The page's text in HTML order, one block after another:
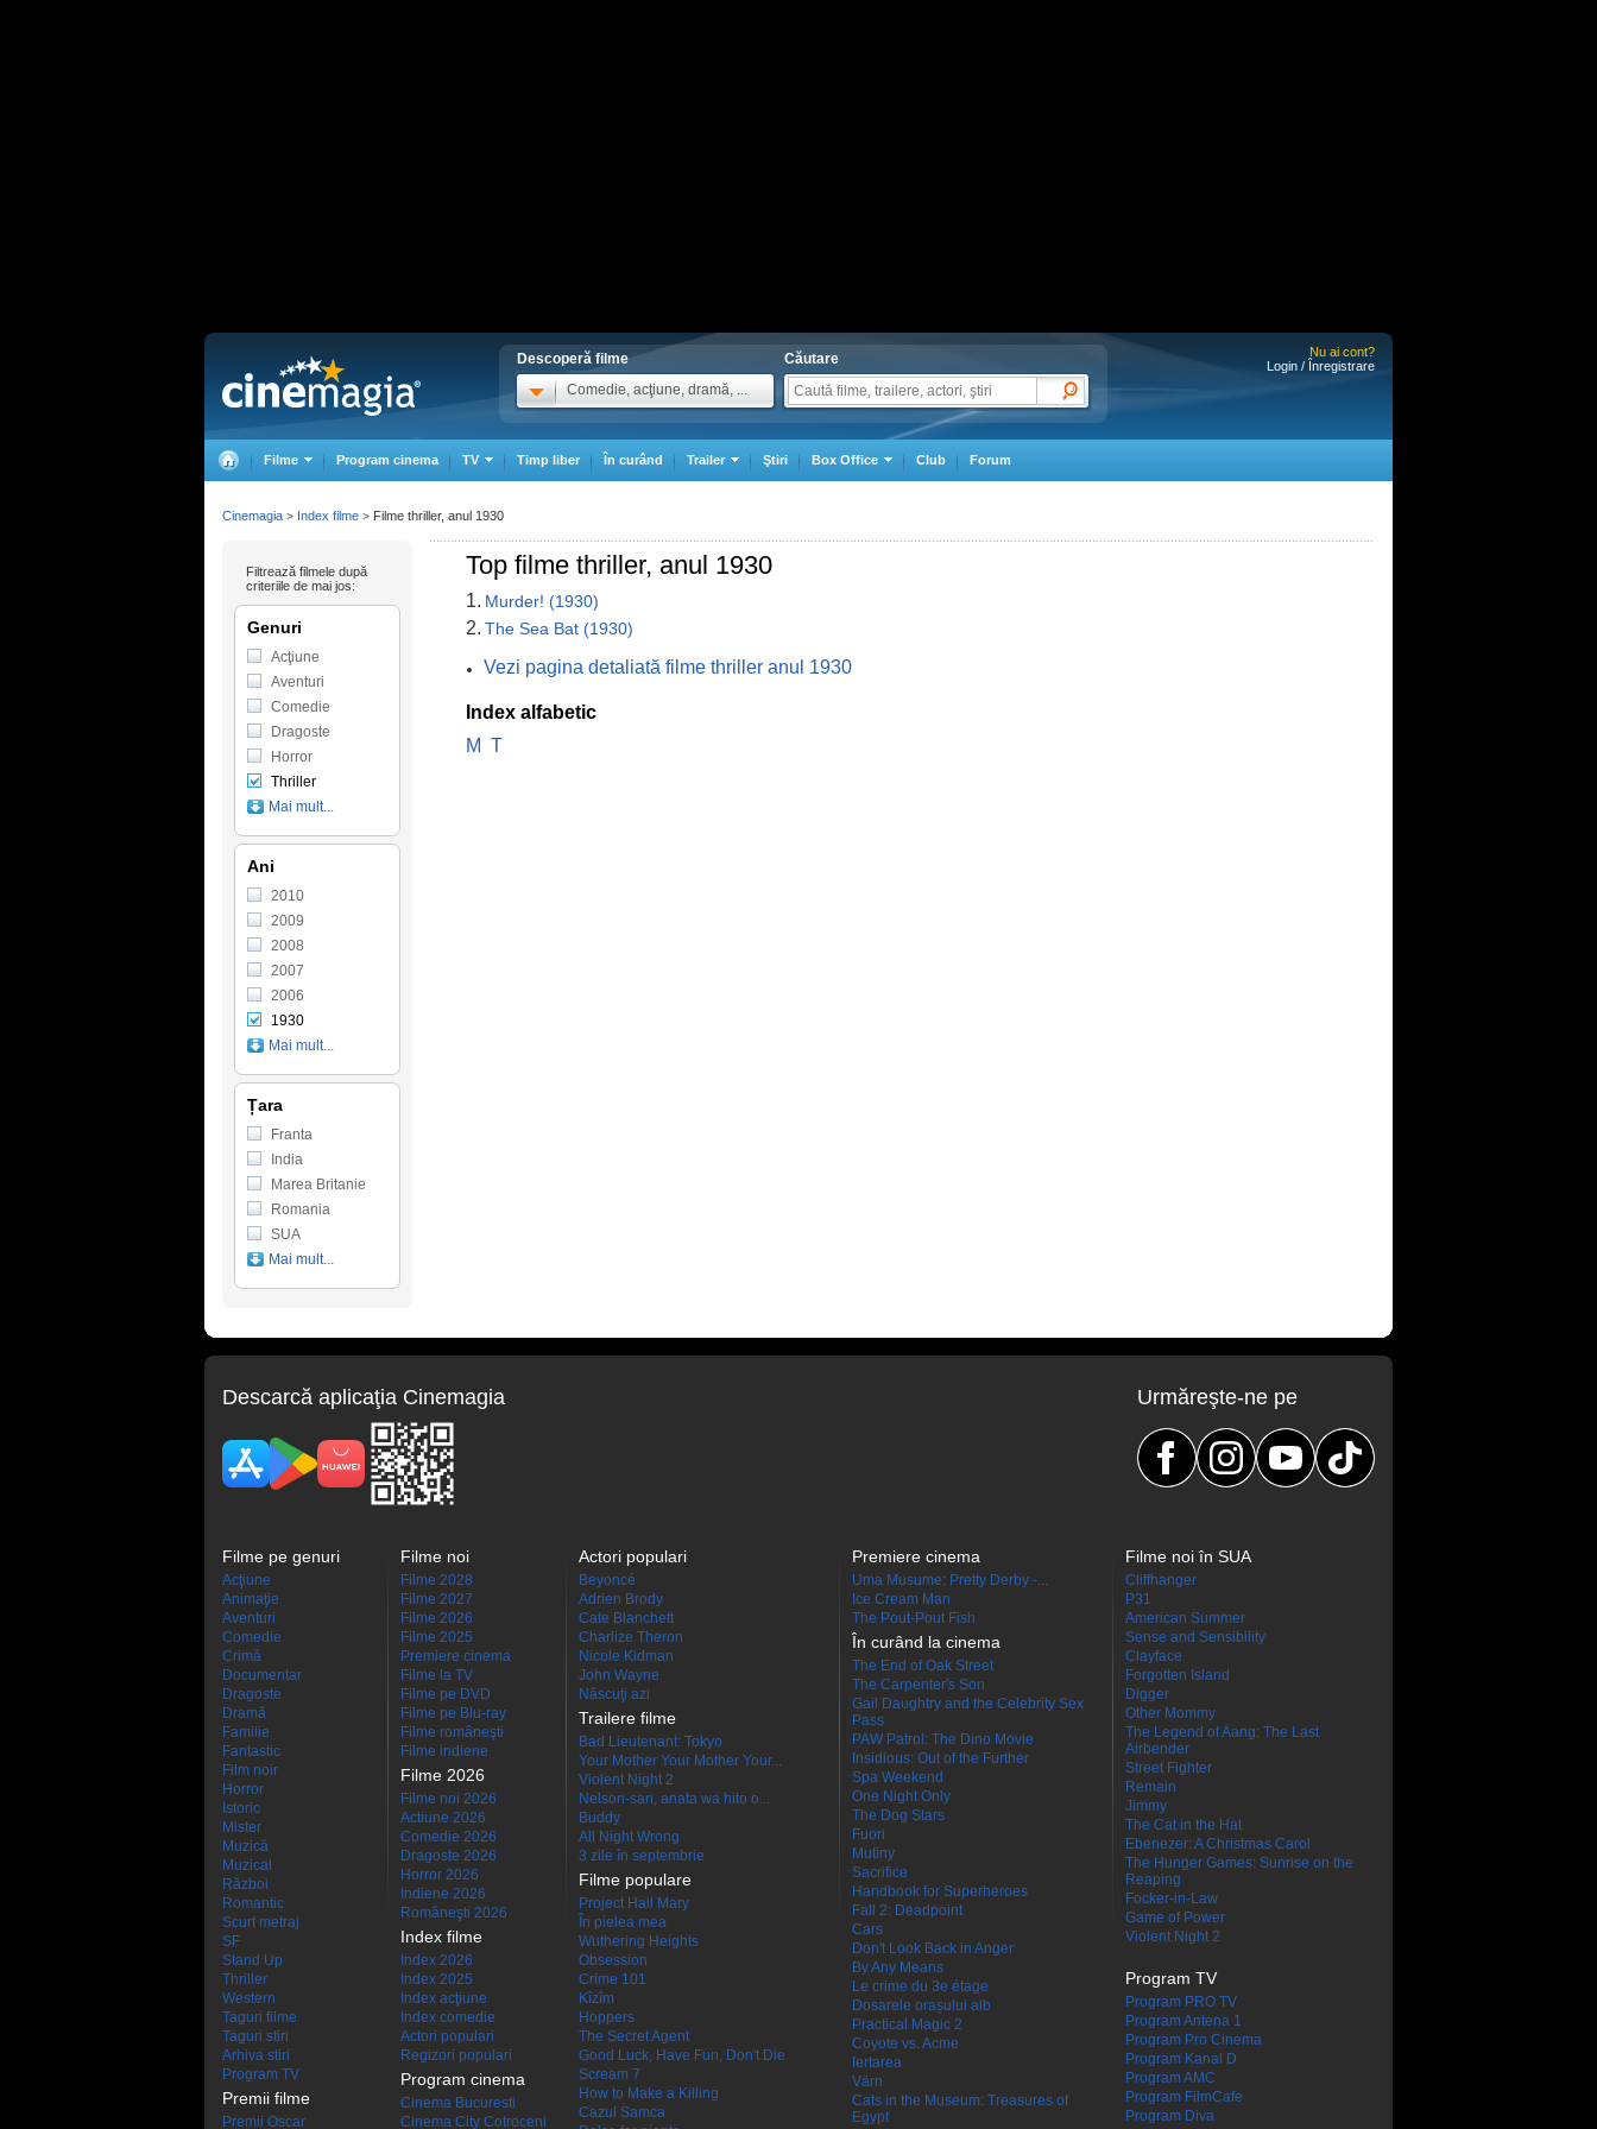
Descoperă filme
Comedie, acţiune, dramă, ...
Căutare
Nu ai cont?
Login / Înregistrare
Filme Program cinema TV Timp liber În curând Trailer Ştiri Box Office Club Forum
Top filme thriller, anul 1930
1. Murder! (1930)
2. The Sea Bat (1930)
Vezi pagina detaliată filme thriller anul 1930
Index alfabetic
M T
Filtrează filmele după
criteriile de mai jos:
Genuri
Acţiune
Aventuri
Comedie
Dragoste
Horror
Thriller
Mai mult...
Ani
2010
2009
2008
2007
2006
1930
Mai mult...
Țara
Franta
India
Marea Britanie
Romania
SUA
Mai mult...
Cinemagia > Index filme > Filme thriller, anul 1930
Descarcă aplicaţia Cinemagia Urmăreşte-ne pe
Filme pe genuri
Acţiune
Animaţie
Aventuri
Comedie
Crimă
Documentar
Dragoste
Dramă
Familie
Fantastic
Film noir
Horror
Istoric
Mister
Muzică
Muzical
Război
Romantic
Scurt metraj
SF
Stand Up
Thriller
Western
Taguri filme
Taguri stiri
Arhiva stiri
Program TV
Premii filme
Premii Oscar
Filme noi
Filme 2028
Filme 2027
Filme 2026
Filme 2025
Premiere cinema
Filme la TV
Filme pe DVD
Filme pe Blu-ray
Filme româneşti
Filme indiene
Filme 2026
Filme noi 2026
Actiune 2026
Comedie 2026
Dragoste 2026
Horror 2026
Indiene 2026
Româneşti 2026
Index filme
Index 2026
Index 2025
Index acţiune
Index comedie
Actori populari
Regizori populari
Program cinema
Cinema Bucuresti
Cinema City Cotroceni
Actori populari
Beyoncé
Adrien Brody
Cate Blanchett
Charlize Theron
Nicole Kidman
John Wayne
Născuţi azi
Trailere filme
Bad Lieutenant: Tokyo
Your Mother Your Mother Your...
Violent Night 2
Nelson-san, anata wa hito o...
Buddy
All Night Wrong
3 zile în septembrie
Filme populare
Project Hail Mary
În pielea mea
Wuthering Heights
Obsession
Crime 101
Kîzîm
Hoppers
The Secret Agent
Good Luck, Have Fun, Don't Die
Scream 7
How to Make a Killing
Cazul Samca
Premiere cinema
Uma Musume: Pretty Derby -...
Ice Cream Man
The Pout-Pout Fish
În curând la cinema
The End of Oak Street
The Carpenter's Son
Gail Daughtry and the Celebrity Sex
Pass
PAW Patrol: The Dino Movie
Insidious: Out of the Further
Spa Weekend
One Night Only
The Dog Stars
Fuori
Mutiny
Sacrifice
Handbook for Superheroes
Fall 2: Deadpoint
Cars
Don't Look Back in Anger
By Any Means
Le crime du 3e étage
Dosarele orașului alb
Practical Magic 2
Coyote vs. Acme
Iertarea
Värn
Cats in the Museum: Treasures of
Egypt
Filme noi în SUA
Cliffhanger
P31
American Summer
Sense and Sensibility
Clayface
Forgotten Island
Digger
Other Mommy
The Legend of Aang: The Last
Airbender
Street Fighter
Remain
Jimmy
The Cat in the Hat
Ebenezer: A Christmas Carol
The Hunger Games: Sunrise on the
Reaping
Focker-in-Law
Game of Power
Violent Night 2
Program TV
Program PRO TV
Program Antena 1
Program Pro Cinema
Program Kanal D
Program AMC
Program FilmCafe
Program Diva